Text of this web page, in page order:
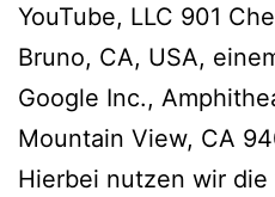
YouTube, LLC 901
Bruno, CA, USA,
Google Inc.,
Mountain View, CA
Hierbei nutzen wir die